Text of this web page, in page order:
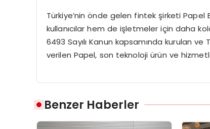
Türkiye’nin önde gelen fintek şirketi
kullanıcılar hem de işletmeler için daha
6493 Sayılı Kanun kapsamında kurulan
verilen Papel, son teknoloji ürün ve
Benzer Haberler